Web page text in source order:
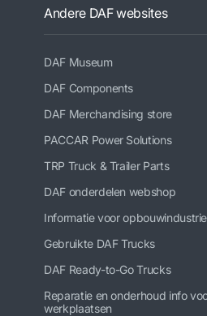
Andere DAF websites
DAF Museum
DAF Components
DAF Merchandising store
PACCAR Power Solutions
TRP Truck & Trailer Parts
DAF onderdelen webshop
Informatie voor opbouwindustrie
Gebruikte DAF Trucks
DAF Ready-to-Go Trucks
Reparatie en onderhoud info
werkplaatsen